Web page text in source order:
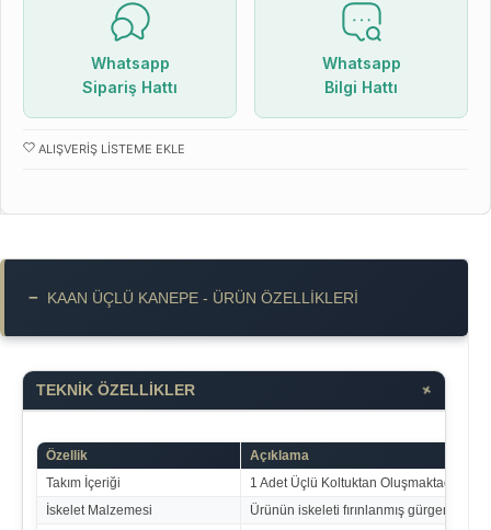
Whatsapp
Sipariş Hattı
Whatsapp
Bilgi Hattı
ALIŞVERIŞ LISTEME EKLE
− KAAN ÜÇLÜ KANEPE - ÜRÜN ÖZELLIKLERI
TEKNİK ÖZELLİKLER +
Özellik
Açıklama
Takım İçeriği
1 Adet Üçlü Koltuktan Oluşmaktadır.
İskelet Malzemesi
Ürünün iskeleti fırınlanmış gürgen